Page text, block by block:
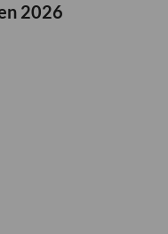
2026